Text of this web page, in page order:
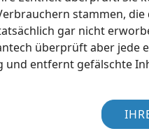
stammen,
gar nicht
überprüft aber jede
und entfernt gefälschte